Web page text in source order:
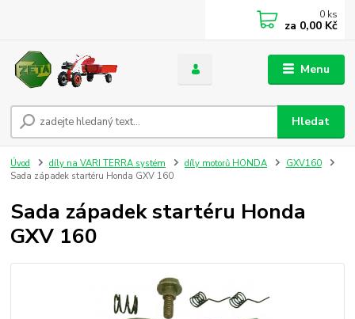
Menu
Hledat
0 ks
za 0,00 Kč
Úvod díly na VARI TERRA systém díly motorů HONDA
GXV160
Sada západek startéru Honda GXV 160
Sada západek startéru Honda
GXV 160